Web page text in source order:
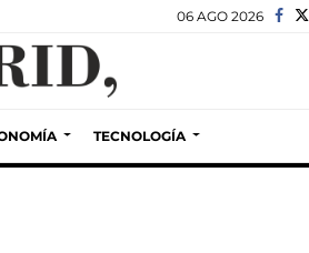
06 AGO 2026
TECNOLOGÍA